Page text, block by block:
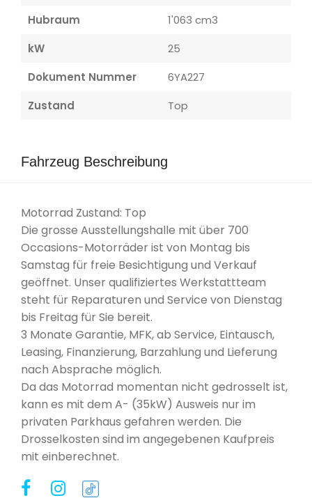
Hubraum
1'063 cm3
kW
25
Dokument Nummer
6YA227
Zustand
Top
Fahrzeug Beschreibung
Motorrad Zustand: Top
Die grosse Ausstellungshalle mit über 700
Occasions-Motorräder ist von Montag bis
Samstag für freie Besichtigung und Verkauf
geöffnet. Unser qualifiziertes Werkstattteam
steht für Reparaturen und Service von Dienstag
bis Freitag für Sie bereit.
3 Monate Garantie, MFK, ab Service, Eintausch,
Leasing, Finanzierung, Barzahlung und Lieferung
nach Absprache möglich.
Da das Motorrad momentan nicht gedrosselt ist,
kann es mit dem A- (35kW) Ausweis nur im
privaten Parkhaus gefahren werden. Die
Drosselkosten sind im angegebenen Kaufpreis
mit einberechnet.